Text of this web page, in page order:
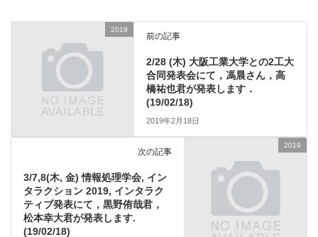
2019
前の記事
2/28 (木) 大阪工業大学との2工大
合同発表会にて，馮晨さん，高
橋祐也君が発表します．
(19/02/18)
2019年2月18日
2019
次の記事
3/7,8(木, 金) 情報処理学会, イン
タラクション 2019, インタラク
ティブ発表にて，黒野侑哉君，
松本幸大君が発表します.
(19/02/18)